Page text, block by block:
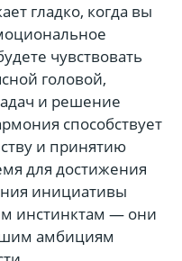
гладко, когда вы
чувствовать
головой,
и решение
способствует
и принятию
для достижения
инициативы
инстинктам — они
амбициям